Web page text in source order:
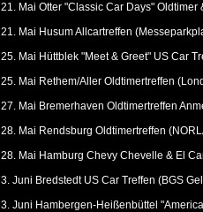
21. Mai Otter "Classic Car Days"
21. Mai Husum Allcartreffen
25. Mai Hüttblek "Meet & Greet" US Car
25. Mai Rethem/Aller Oldtimertreffen
27. Mai Bremerhaven Oldtimertreffen
28. Mai Rendsburg Oldtimertreffen
28. Mai Hamburg Chevy Chevelle & El
3. Juni Bredstedt US Car Treffen (BGS
3. Juni Hambergen-Heißenbüttel